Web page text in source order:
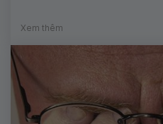
Xem thêm